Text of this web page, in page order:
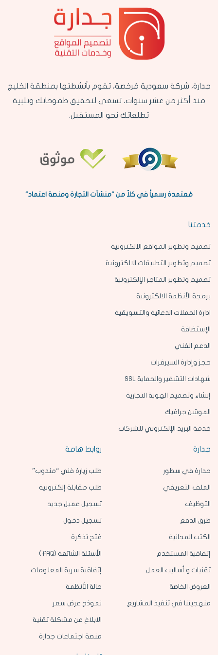
جدارة، شركة سعودية مُرخصة، تقوم بأنشطتها بمنطقة الخليج
منذ أكثر من عشر سنوات، تسعى لتحقيق طموحاتك وتلبية
تطلعاتك نحو المستقبل.
مُعتمدة رسمياً في كلاً من "منشآت التجارة ومنصة اعتماد"
جدارة
جدارة في سطور
الملف التعريفي
التوظيف
طرق الدفع
الكتب المجانية
إتفاقية المستخدم
تقنيات و أساليب العمل
العروض الخاصة
منهجيتنا في تنفيذ المشاريع
خدمتنا
تصميم وتطوير المواقع الالكترونية
تصميم وتطوير التطبيقات الالكترونية
تصميم وتطوير المتاجر الإلكترونية
برمجة الأنظمة الالكترونية
ادارة الحملات الدعائية والتسويقية
الإستضافة
الدعم الفني
حجز وإدارة السيرفرات
شهادات التشفير والحماية SSL
إنشاء وتصميم الهوية التجارية
الموشن جرافيك
خدمة البريد الإلكتروني للشركات
روابط هامة
طلب زيارة فني “مندوب”
طلب مقابلة إلكترونية
تسجيل عميل جديد
تسجيل دخول
فتح تذكرة
الأسئلة الشائعة (FAQ)
إتفاقية سرية المعلومات
حالة الأنظمة
نموذج عرض سعر
الابلاغ عن مشكلة تقنية
منصة اجتماعات جدارة